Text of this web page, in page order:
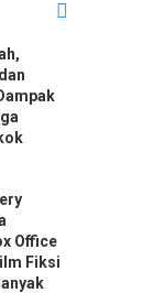
Office
Fiksi